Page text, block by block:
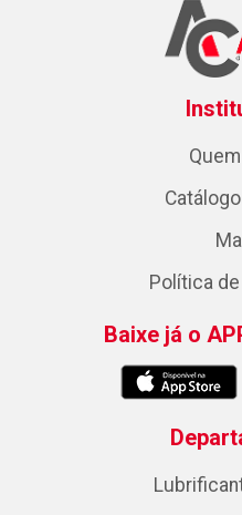
Política
Baixe já o